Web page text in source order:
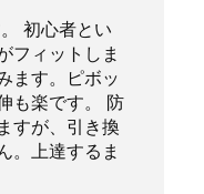
初心者とい
フィットしま
ます。ピボッ
も楽です。 防
すが、引き換
。上達するま